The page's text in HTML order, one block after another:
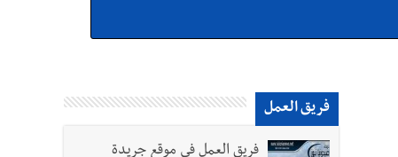
فريق العمل
فريق العمل في موقع جريدة